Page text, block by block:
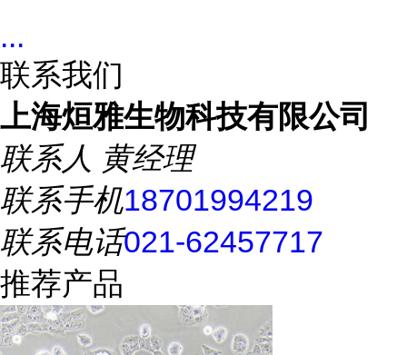
...
联系我们
上海烜雅生物科技有限公司
联系人 黄经理
联系手机18701994219
联系电话021-62457717
推荐产品